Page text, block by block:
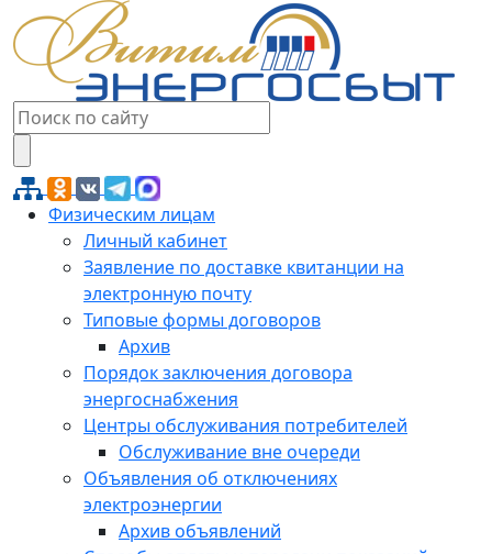
Физическим лицам
Личный кабинет
Заявление по доставке квитанции на
электронную почту
Типовые формы договоров
Архив
Порядок заключения договора
энергоснабжения
Центры обслуживания потребителей
Обслуживание вне очереди
Объявления об отключениях
электроэнергии
Архив объявлений